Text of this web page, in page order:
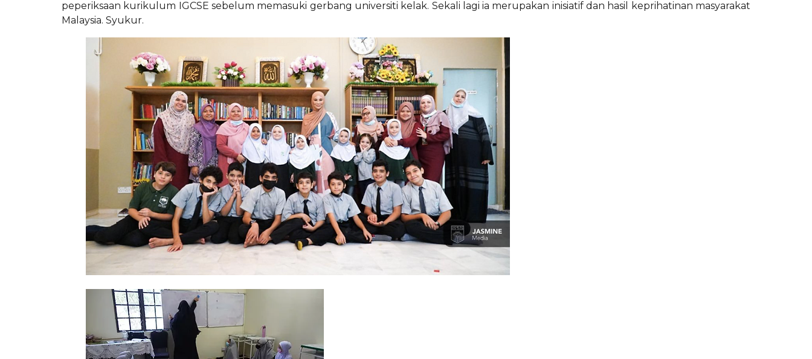
peperiksaan kurikulum IGCSE sebelum memasuki gerbang universiti kelak. Sekali lagi ia merupakan inisiatif dan hasil keprihatinan masyarakat
Malaysia. Syukur.